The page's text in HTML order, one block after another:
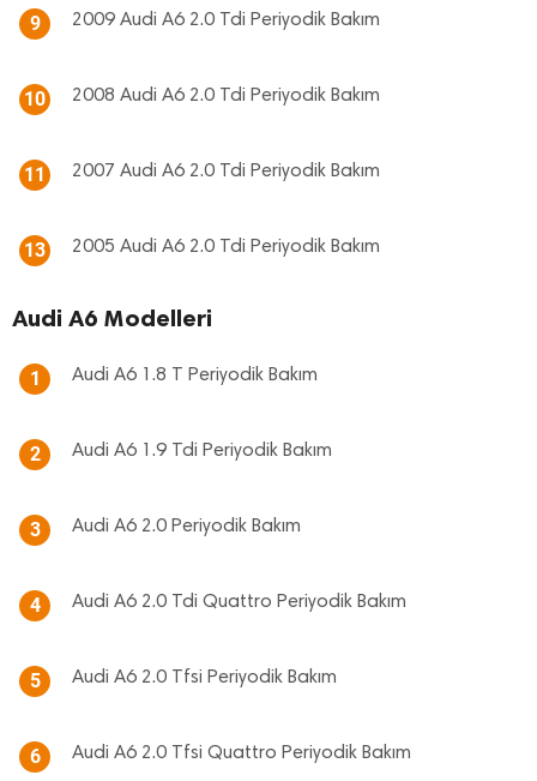
9 2009 Audi A6 2.0 Tdi Periyodik Bakım
10 2008 Audi A6 2.0 Tdi Periyodik Bakım
11 2007 Audi A6 2.0 Tdi Periyodik Bakım
13 2005 Audi A6 2.0 Tdi Periyodik Bakım
Audi A6 Modelleri
1 Audi A6 1.8 T Periyodik Bakım
2 Audi A6 1.9 Tdi Periyodik Bakım
3 Audi A6 2.0 Periyodik Bakım
4 Audi A6 2.0 Tdi Quattro Periyodik Bakım
5 Audi A6 2.0 Tfsi Periyodik Bakım
6 Audi A6 2.0 Tfsi Quattro Periyodik Bakım